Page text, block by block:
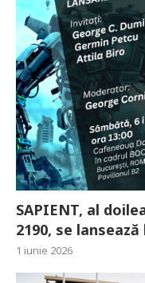
SAPIENT, al
2190, se
1 iunie 2026